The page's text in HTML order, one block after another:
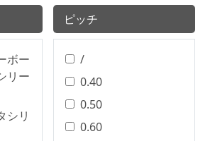
ボー
リー
シリ
ピッチ
/
0.40
0.50
0.60